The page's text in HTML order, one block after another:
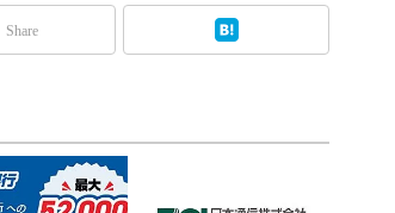
Share